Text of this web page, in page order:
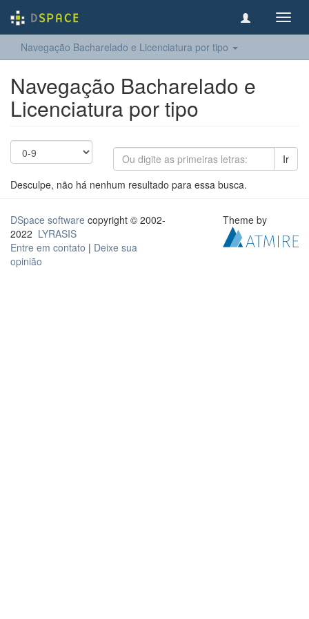
Navegação Bacharelado e Licenciatura por tipo
Navegação Bacharelado e
Licenciatura por tipo
Ir
Desculpe, não há nenhum resultado para essa busca.
DSpace software copyright © 2002-
2022 LYRASIS
Entre em contato | Deixe sua
opinião
Theme by